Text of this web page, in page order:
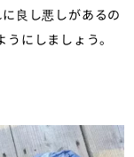
良し悪しがあるの
にしましょう。